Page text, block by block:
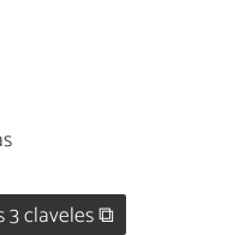
3 claveles ⧉